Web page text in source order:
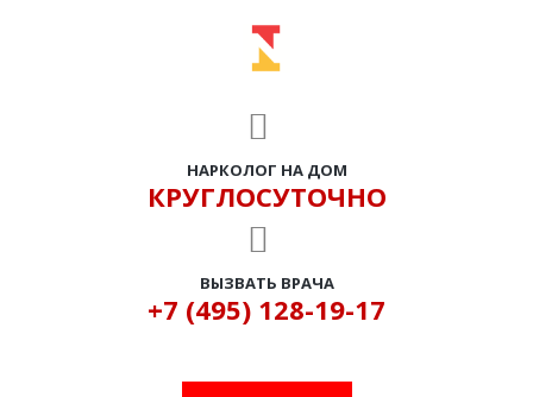
НАРКОЛОГ НА ДОМ
КРУГЛОСУТОЧНО
ВЫЗВАТЬ ВРАЧА
+7 (495) 128-19-17